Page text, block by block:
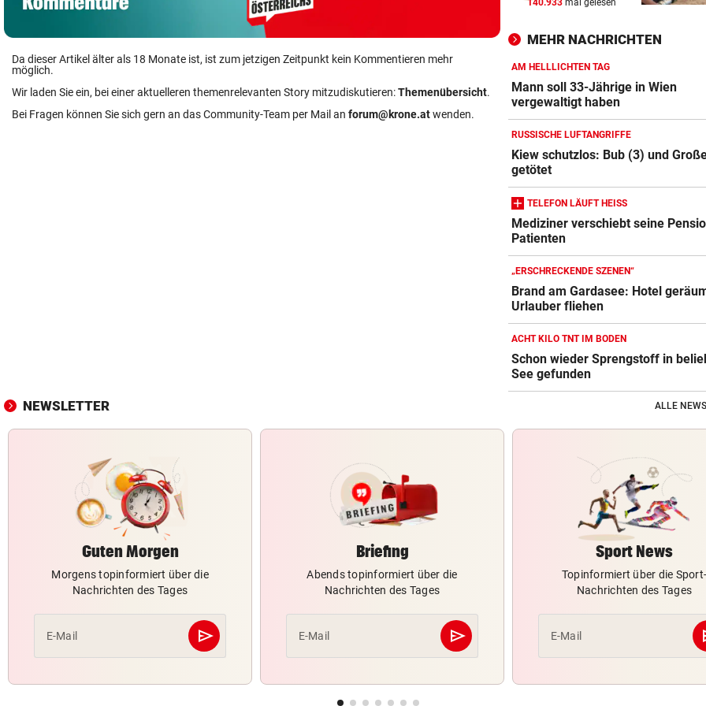
Da dieser Artikel älter als 18 Monate ist, ist zum jetzigen Zeitpunkt kein Kommentieren mehr
möglich.
Wir laden Sie ein, bei einer aktuelleren themenrelevanten Story mitzudiskutieren:Themenübersicht.
Bei Fragen können Sie sich gern an das Community-Team per Mail an forum@krone.atwenden.
UMFRAGE ALARMIEREND vor
abwandern
DAS SAGT PALAST
Wieder in der Klinik: Große
um König Harald
„DESOLATE SITUATION“ vor 3
Sex-Massagen-Skandal:
Südkorea entschuldigt sich
140.933 mal gelesen
MEHR NACHRICHTEN
AM HELLLICHTEN TAG
Mann soll 33-Jährige in Wien
vergewaltigt haben
RUSSISCHE LUFTANGRIFFE
Kiew schutzlos: Bub (3) und
getötet
TELEFON LÄUFT HEISS
Mediziner verschiebt seine
Patienten
„ERSCHRECKENDE SZENEN“
Brand am Gardasee: Hotel
Urlauber fliehen
ACHT KILO TNT IM BODEN
Schon wieder Sprengstoff in
See gefunden
NEWSLETTER ALLE
Guten Morgen
Morgens topinformiert über die
Nachrichten des Tages
E-Mail send
Abschicken
Briefing
Abends topinformiert über die
Nachrichten des Tages
E-Mail send
Abschicken
Sport News
Topinformiert über die Sport-
Nachrichten des Tages
E-Mail